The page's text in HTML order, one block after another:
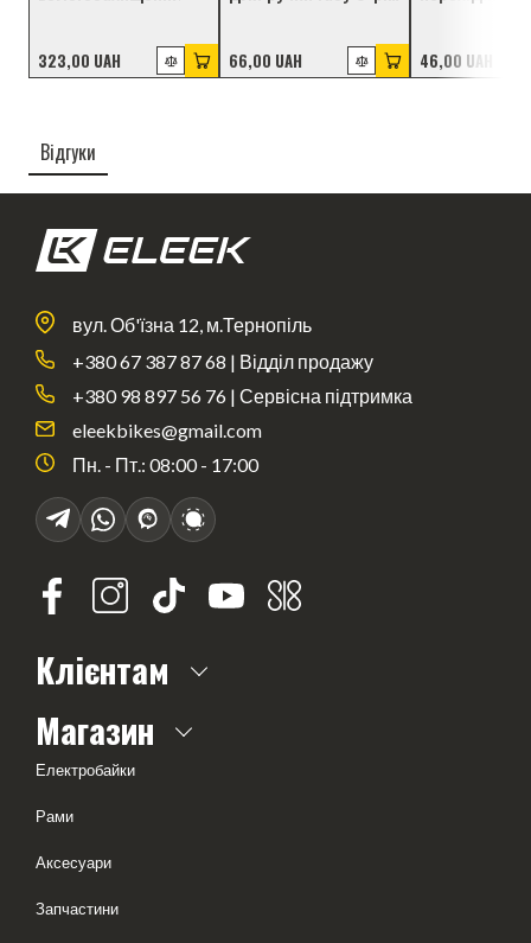
323,00 UAH
вологозахищений),
100 см
66,00 UAH
см (wpJL
46,00 UAH
Відгуки
вул. Об'їзна 12, м.Тернопіль
+380 67 387 87 68 | Відділ продажу
+380 98 897 56 76 | Сервісна підтримка
eleekbikes@gmail.com
Пн. - Пт.: 08:00 - 17:00
Клієнтам
Магазин
Електробайки
Рами
Аксесуари
Запчастини